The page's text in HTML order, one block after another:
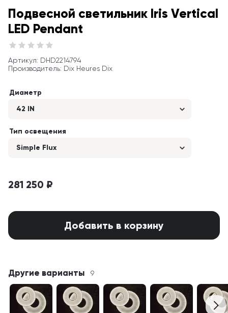
Подвесной светильник Iris Vertical
LED Pendant
Артикул: DHD2214794
Производитель: Dix Heures Dix
Диаметр
42 IN
Тип освещения
Simple Flux
281 250 ₽
Добавить в корзину
Другие варианты 9